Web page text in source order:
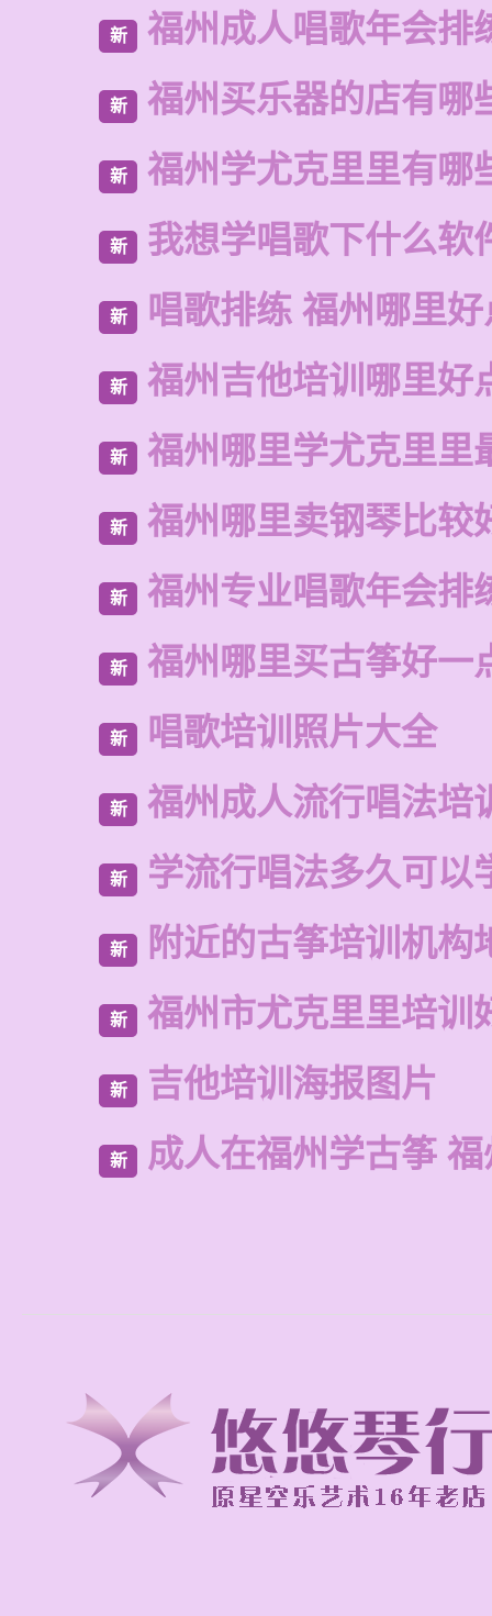
新 福州成人唱歌年会排
新 福州买乐器的店有哪
新 福州学尤克里里有哪
新 我想学唱歌下什么软
新 唱歌排练 福州哪里
新 福州吉他培训哪里好
新 福州哪里学尤克里里
新 福州哪里卖钢琴比较
新 福州专业唱歌年会排
新 福州哪里买古筝好一
新 唱歌培训照片大全
新 福州成人流行唱法培
新 学流行唱法多久可以
新 附近的古筝培训机构
新 福州市尤克里里培训
新 吉他培训海报图片
新 成人在福州学古筝